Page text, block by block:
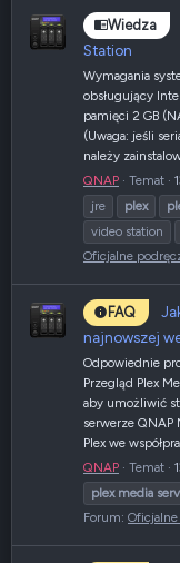
Wiedza
Station
Wymagania
obsługujący
pamięci 2 GB
(Uwaga: jeśli
należy
QNAP
Temat
jre
plex
video station
Oficjalne
FAQ
najnowszej
Odpowiednie
Przegląd Plex
aby umożliwić
serwerze QNAP
Plex we
QNAP
Temat
plex media
Forum: